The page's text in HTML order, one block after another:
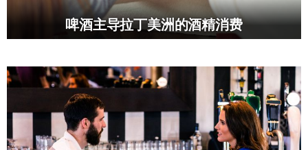
啤酒主导拉丁美洲的酒精消费